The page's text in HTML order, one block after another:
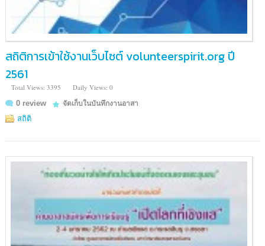
สถิติการเข้าใช้งานเว็บไซต์ volunteerspirit.org ปี
2561
Total Views: 3395
Daily Views: 0
0 review
จัดเก็บในบันทึกงานอาสา
สถิติ